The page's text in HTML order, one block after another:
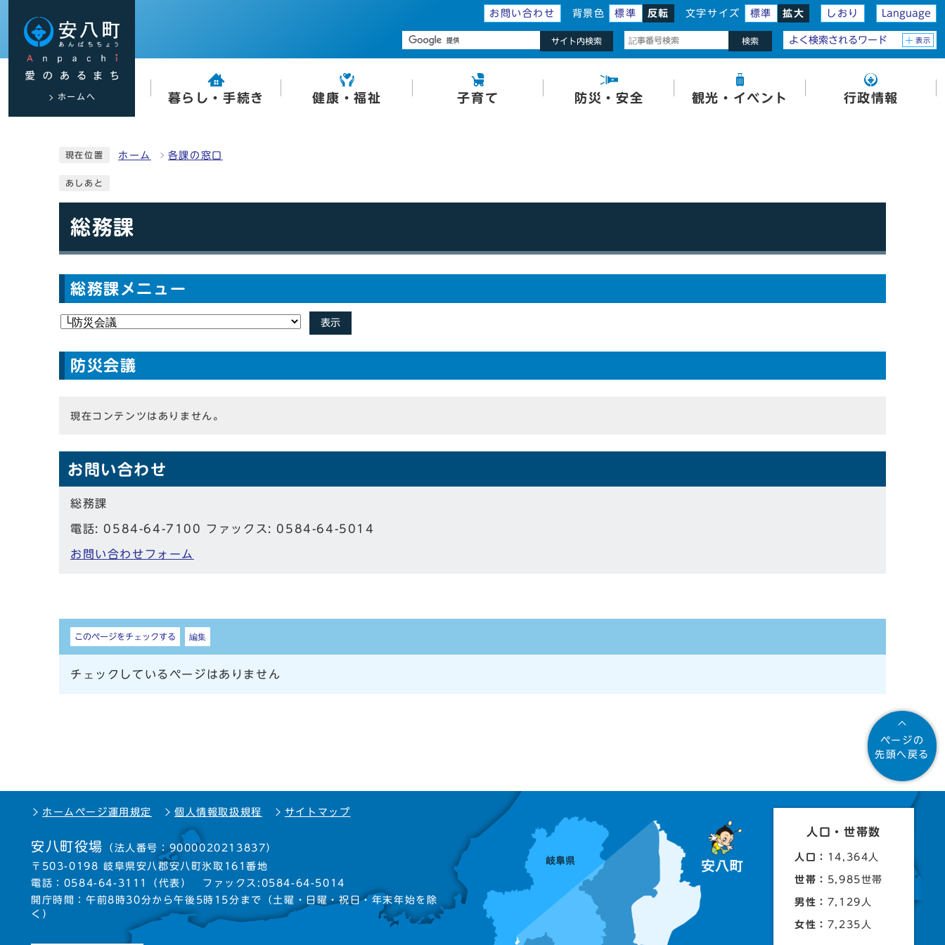
お問い合わせ 背景色 標準 反転 文字サイズ 標準 拡大 しおり Language
ホームへ
サイト内検索 検索 よく検索されるワード 表示
暮らし・手続き 健康・福祉 子育て 防災・安全 観光・イベント 行政情報
現在位置 ホーム 各課の窓口
あしあと
総務課
総務課メニュー
表示
防災会議
現在コンテンツはありません。
お問い合わせ
総務課
電話: 0584-64-7100 ファックス: 0584-64-5014
お問い合わせフォーム
しおり
このページをチェックする 編集
チェックしているページはありません
ページの
先頭へ戻る
ホームページ運用規定 個人情報取扱規程 サイトマップ
安八町役場 （法人番号：9000020213837）
〒503-0198 岐阜県安八郡安八町氷取161番地
電話： 0584-64-3111 （代表） ファックス:0584-64-5014
開庁時間：午前8時30分から午後5時15分まで
（土曜・日曜・祝日・年末年始を除
く）
人口・世帯数
人口： 14,364人
世帯： 5,985世帯
男性： 7,129人
女性： 7,235人